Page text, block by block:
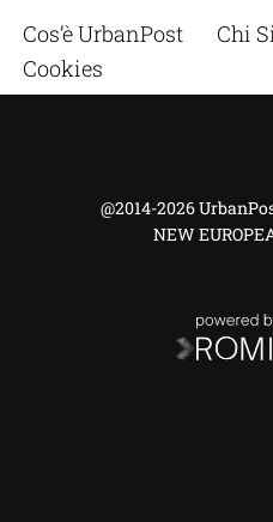
Cos’è UrbanPost Chi
Cookies
@2014-2026
NEW